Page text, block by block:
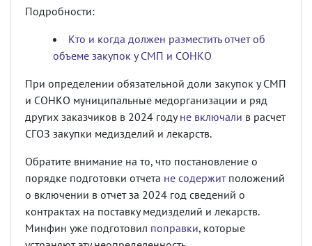
Подробности:
Кто и когда должен разместить отчет об
объеме закупок у СМП и СОНКО
При определении обязательной доли закупок у СМП
и СОНКО муниципальные медорганизации и ряд
других заказчиков в 2024 годуне включали в расчет
СГОЗ закупки медизделий и лекарств.
Обратите внимание на то, что постановление о
порядке подготовки отчета не содержитположений
о включении в отчет за 2024 год сведений о
контрактах на поставку медизделий и лекарств.
Минфин уже подготовил поправки, которые